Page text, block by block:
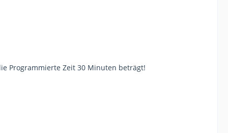
Programmierte Zeit 30 Minuten beträgt!